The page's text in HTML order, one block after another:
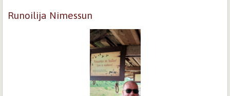
Runoilija Nimessun